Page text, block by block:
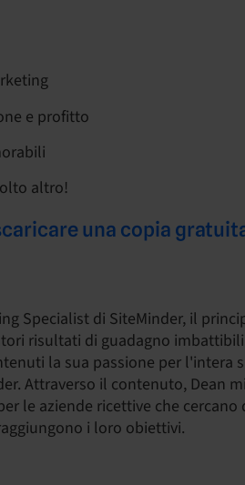
e profitto
altro!
una copia
Specialist di SiteMinder, il
risultati di guadagno
la sua passione per l'intera
Attraverso il contenuto, Dean
le aziende ricettive che
i loro obiettivi.